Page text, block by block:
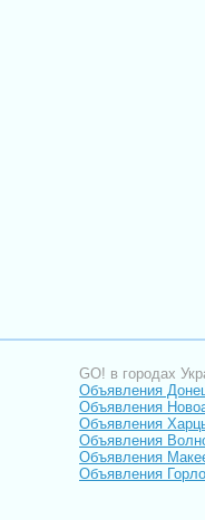
GO! в городах
Объявления
Объявления
Объявления
Объявления
Объявления
Объявления